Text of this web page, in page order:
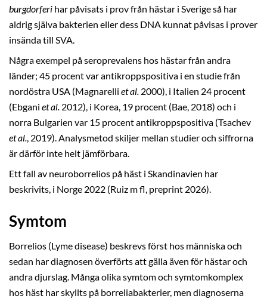
burgdorferi har påvisats i prov från hästar i Sverige så har
aldrig själva bakterien eller dess DNA kunnat påvisas i prover
insända till SVA.
Några exempel på seroprevalens hos hästar från andra
länder; 45 procent var antikroppspositiva i en studie från
nordöstra USA (Magnarelli et al. 2000), i Italien 24 procent
(Ebgani et al. 2012), i Korea, 19 procent (Bae, 2018) och i
norra Bulgarien var 15 procent antikroppspositiva (Tsachev
et al., 2019). Analysmetod skiljer mellan studier och siffrorna
är därför inte helt jämförbara.
Ett fall av neuroborrelios på häst i Skandinavien har
beskrivits, i Norge 2022 (Ruiz m fl, preprint 2026).
Symtom
Borrelios (Lyme disease) beskrevs först hos människa och
sedan har diagnosen överförts att gälla även för hästar och
andra djurslag. Många olika symtom och symtomkomplex
hos häst har skyllts på borreliabakterier, men diagnoserna